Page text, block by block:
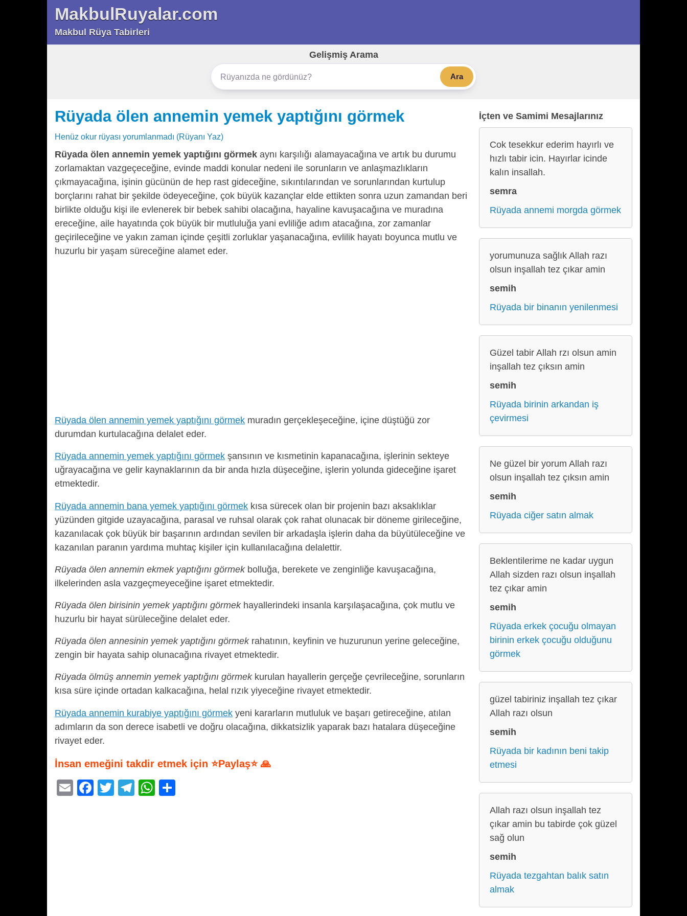
MakbulRuyalar.com
Makbul Rüya Tabirleri
Gelişmiş Arama
Ara
Rüyada ölen annemin yemek yaptığını görmek
Henüz okur rüyası yorumlanmadı (Rüyanı Yaz)
Rüyada ölen annemin yemek yaptığını görmek aynı karşılığı alamayacağına ve artık bu durumu
zorlamaktan vazgeçeceğine, evinde maddi konular nedeni ile sorunların ve anlaşmazlıkların
çıkmayacağına, işinin gücünün de hep rast gideceğine, sıkıntılarından ve sorunlarından kurtulup
borçlarını rahat bir şekilde ödeyeceğine, çok büyük kazançlar elde ettikten sonra uzun zamandan beri
birlikte olduğu kişi ile evlenerek bir bebek sahibi olacağına, hayaline kavuşacağına ve muradına
ereceğine, aile hayatında çok büyük bir mutluluğa yani evliliğe adım atacağına, zor zamanlar
geçirileceğine ve yakın zaman içinde çeşitli zorluklar yaşanacağına, evlilik hayatı boyunca mutlu ve
huzurlu bir yaşam süreceğine alamet eder.
Rüyada ölen annemin yemek yaptığını görmek muradın gerçekleşeceğine, içine düştüğü zor
durumdan kurtulacağına delalet eder.
Rüyada annemin yemek yaptığını görmek şansının ve kısmetinin kapanacağına, işlerinin sekteye
uğrayacağına ve gelir kaynaklarının da bir anda hızla düşeceğine, işlerin yolunda gideceğine işaret
etmektedir.
Rüyada annemin bana yemek yaptığını görmek kısa sürecek olan bir projenin bazı aksaklıklar
yüzünden gitgide uzayacağına, parasal ve ruhsal olarak çok rahat olunacak bir döneme girileceğine,
kazanılacak çok büyük bir başarının ardından sevilen bir arkadaşla işlerin daha da büyütüleceğine ve
kazanılan paranın yardıma muhtaç kişiler için kullanılacağına delalettir.
Rüyada ölen annemin ekmek yaptığını görmekbolluğa, berekete ve zenginliğe kavuşacağına,
ilkelerinden asla vazgeçmeyeceğine işaret etmektedir.
Rüyada ölen birisinin yemek yaptığını görmekhayallerindeki insanla karşılaşacağına, çok mutlu ve
huzurlu bir hayat sürüleceğine delalet eder.
Rüyada ölen annesinin yemek yaptığını görmekrahatının, keyfinin ve huzurunun yerine geleceğine,
zengin bir hayata sahip olunacağına rivayet etmektedir.
Rüyada ölmüş annemin yemek yaptığını görmekkurulan hayallerin gerçeğe çevrileceğine, sorunların
kısa süre içinde ortadan kalkacağına, helal rızık yiyeceğine rivayet etmektedir.
Rüyada annemin kurabiye yaptığını görmek yeni kararların mutluluk ve başarı getireceğine, atılan
adımların da son derece isabetli ve doğru olacağına, dikkatsizlik yaparak bazı hatalara düşeceğine
rivayet eder.
İnsan emeğini takdir etmek için ⭐Paylaş⭐ 🙏
E
F
T
T
W
İçten ve Samimi Mesajlarınız
Cok tesekkur ederim hayırlı ve
hızlı tabir icin. Hayırlar icinde
kalın insallah.
semra
Rüyada annemi morgda görmek
yorumunuza sağlık Allah razı
olsun inşallah tez çıkar amin
semih
Rüyada bir binanın yenilenmesi
Güzel tabir Allah rzı olsun amin
inşallah tez çıksın amin
semih
Rüyada birinin arkandan iş
çevirmesi
Ne güzel bir yorum Allah razı
olsun inşallah tez çıksın amin
semih
Rüyada ciğer satın almak
Beklentilerime ne kadar uygun
Allah sizden razı olsun inşallah
tez çıkar amin
semih
Rüyada erkek çocuğu olmayan
birinin erkek çocuğu olduğunu
görmek
güzel tabiriniz inşallah tez çıkar
Allah razı olsun
semih
Rüyada bir kadının beni takip
etmesi
Allah razı olsun inşallah tez
çıkar amin bu tabirde çok güzel
sağ olun
semih
Rüyada tezgahtan balık satın
almak